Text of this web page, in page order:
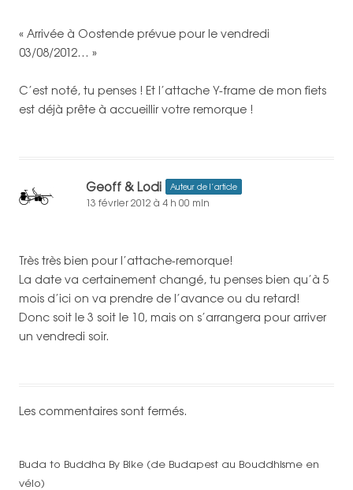
« Arrivée à Oostende prévue pour le vendredi
03/08/2012… »
C’est noté, tu penses ! Et l’attache Y-frame de mon fiets
est déjà prête à accueillir votre remorque !
Geoff & Lodi Auteur de l’article
13 février 2012 à 4 h 00 min
Très très bien pour l’attache-remorque!
La date va certainement changé, tu penses bien qu’à 5
mois d’ici on va prendre de l’avance ou du retard!
Donc soit le 3 soit le 10, mais on s’arrangera pour arriver
un vendredi soir.
Les commentaires sont fermés.
Buda to Buddha By Bike (de Budapest au Bouddhisme en
vélo)